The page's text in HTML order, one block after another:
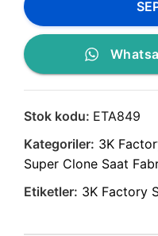
Stok kodu: ETA849
Kategoriler: 3K
Super Clone Saat
Etiketler: 3K Factory